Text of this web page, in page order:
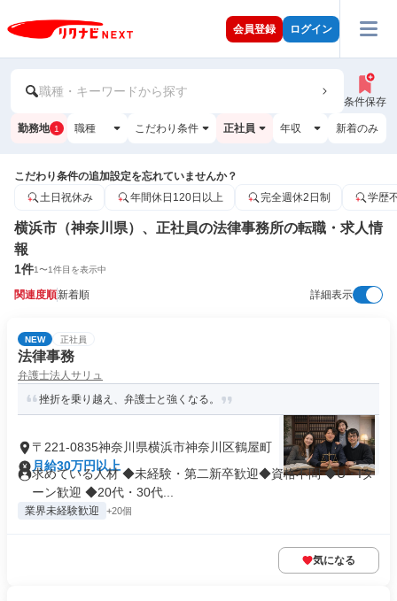
会員登録 ログイン
職種・キーワードから探す
条件保存
勤務地 1 職種 こだわり条件 正社員 年収 新着のみ
こだわり条件の追加設定を忘れていませんか？
土日祝休み
年間休日120日以上 完全週休2日制 学歴
横浜市（神奈川県）、正社員の法律事務所の転職・求人情
報
1件1〜1件目を表示中
関連度順新着順 詳細表示
NEW 正社員
法律事務
弁護士法人サリュ
挫折を乗り越え、弁護士と強くなる。
〒221-0835神奈川県横浜市神奈川区鶴屋町
月給30万円以上
求めている人材 ◆未経験・第⼆新卒歓迎◆資格不問 ◆U・Iタ
ーン歓迎 ◆20代・30代...
業界未経験歓迎 +20個
気になる